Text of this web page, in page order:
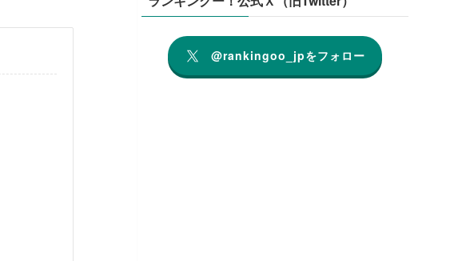
@rankingoo_jpをフォロー